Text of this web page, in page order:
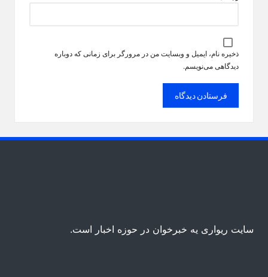
ذخیره نام، ایمیل و وبسایت من در مرورگر برای زمانی که دوباره
دیدگاهی می‌نویسم.
سایت ریواری یه خبرخوان در حوزه اخبار است.